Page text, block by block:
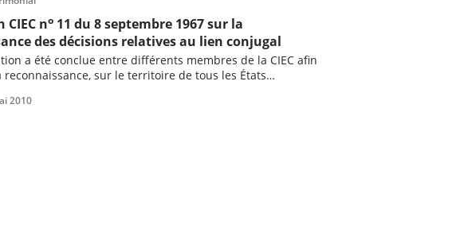
CIEC no 11 du 8 septembre 1967 sur la
des décisions relatives au lien conjugal
a été conclue entre différents membres de la CIEC afin
sur le territoire de tous les États
2010